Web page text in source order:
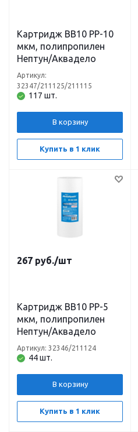
Картридж BB10 PP-10
мкм, полипропилен
Нептун/Аквадело
117 шт.
Артикул:
32347/211125/211115
В корзину
Купить в 1 клик
267 руб./шт
Картридж BB10 PP-5
мкм, полипропилен
Нептун/Аквадело
44 шт.
Артикул: 32346/211124
В корзину
Купить в 1 клик